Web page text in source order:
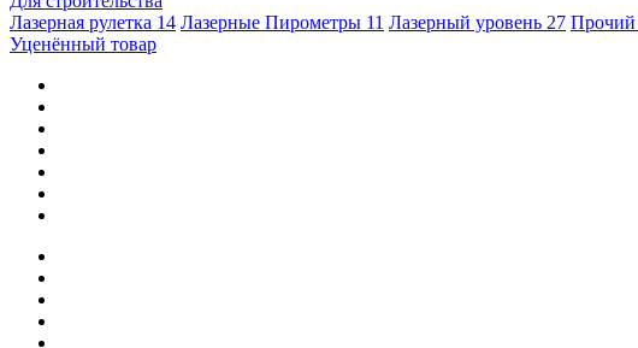
Лазерная рулетка 14 Лазерные Пирометры 11 Лазерный уровень 27 Прочий
Уценённый товар